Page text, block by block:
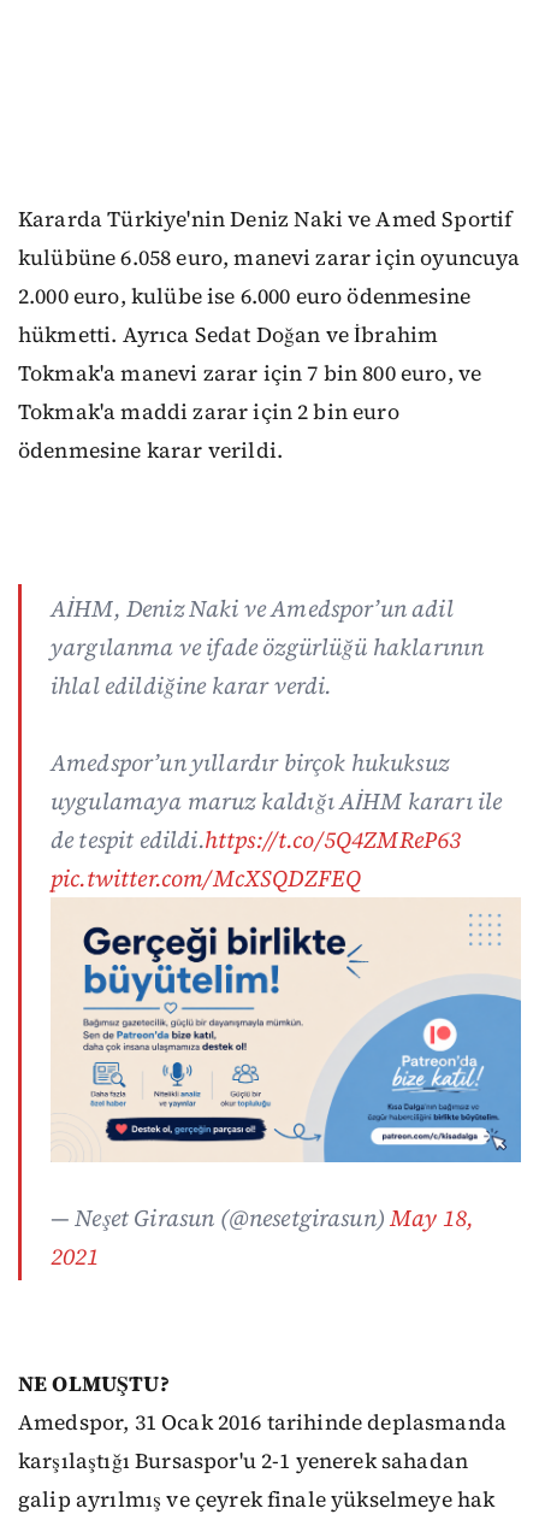
Kararda Türkiye'nin Deniz Naki ve Amed Sportif
kulübüne 6.058 euro, manevi zarar için oyuncuya
2.000 euro, kulübe ise 6.000 euro ödenmesine
hükmetti. Ayrıca Sedat Doğan ve İbrahim
Tokmak'a manevi zarar için 7 bin 800 euro, ve
Tokmak'a maddi zarar için 2 bin euro
ödenmesine karar verildi.
AİHM, Deniz Naki ve Amedspor’un adil
yargılanma ve ifade özgürlüğü haklarının
ihlal edildiğine karar verdi.
Amedspor’un yıllardır birçok hukuksuz
uygulamaya maruz kaldığı AİHM kararı ile
de tespit edildi.https://t.co/5Q4ZMReP63
pic.twitter.com/McXSQDZFEQ
— Neşet Girasun (@nesetgirasun)May 18,
2021
NE OLMUŞTU?
Amedspor, 31 Ocak 2016 tarihinde deplasmanda
karşılaştığı Bursaspor'u 2-1 yenerek sahadan
galip ayrılmış ve çeyrek finale yükselmeye hak